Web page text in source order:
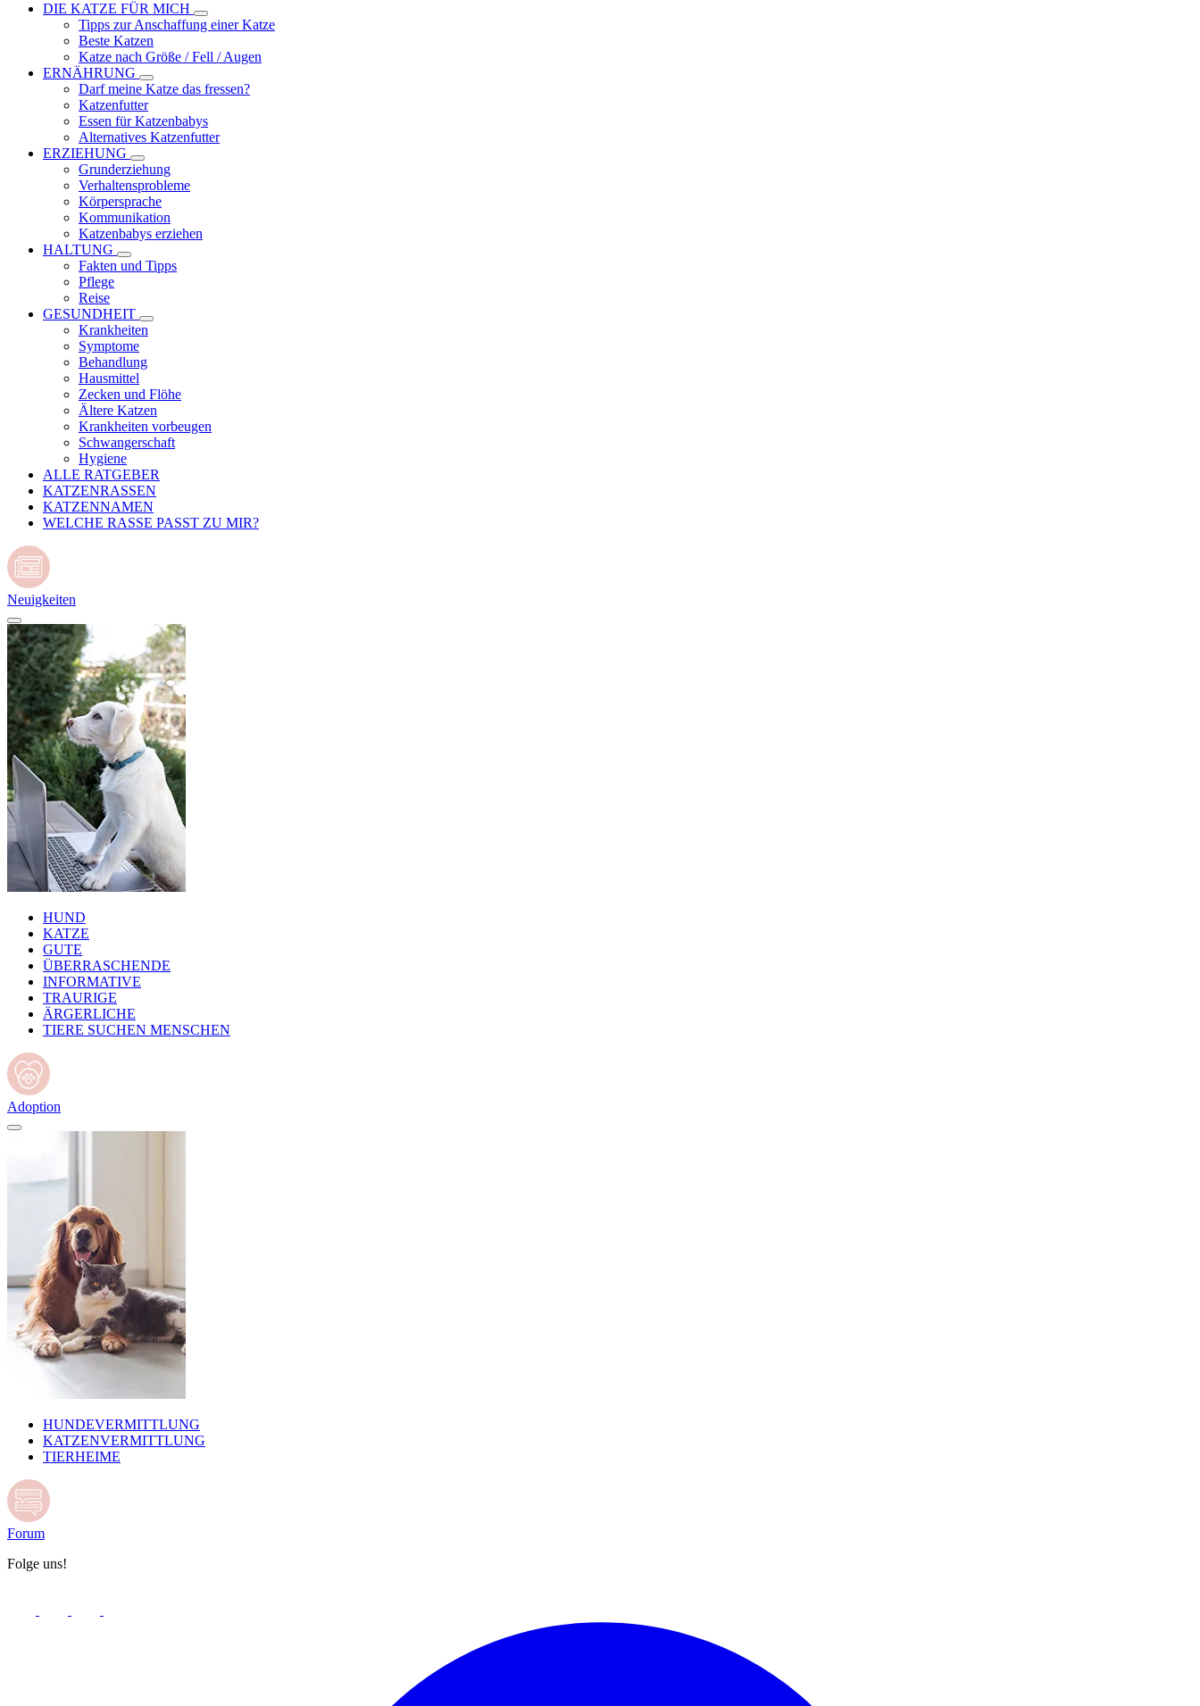
DIE KATZE FÜR MICH
Tipps zur Anschaffung einer Katze
Beste Katzen
Katze nach Größe / Fell / Augen
ERNÄHRUNG
Darf meine Katze das fressen?
Katzenfutter
Essen für Katzenbabys
Alternatives Katzenfutter
ERZIEHUNG
Grunderziehung
Verhaltensprobleme
Körpersprache
Kommunikation
Katzenbabys erziehen
HALTUNG
Fakten und Tipps
Pflege
Reise
GESUNDHEIT
Krankheiten
Symptome
Behandlung
Hausmittel
Zecken und Flöhe
Ältere Katzen
Krankheiten vorbeugen
Schwangerschaft
Hygiene
ALLE RATGEBER
KATZENRASSEN
KATZENNAMEN
WELCHE RASSE PASST ZU MIR?
Neuigkeiten
HUND
KATZE
GUTE
ÜBERRASCHENDE
INFORMATIVE
TRAURIGE
ÄRGERLICHE
TIERE SUCHEN MENSCHEN
Adoption
HUNDEVERMITTLUNG
KATZENVERMITTLUNG
TIERHEIME
Forum
Folge uns!